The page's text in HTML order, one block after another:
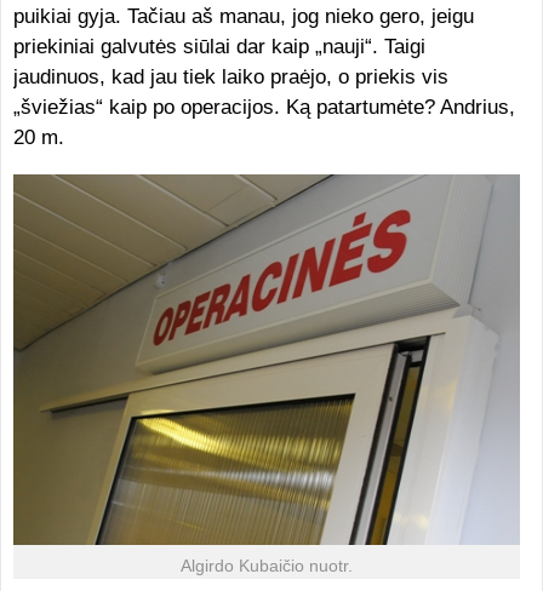
puikiai gyja. Tačiau aš manau, jog nieko gero, jeigu
priekiniai galvutės siūlai dar kaip „nauji“. Taigi
jaudinuos, kad jau tiek laiko praėjo, o priekis vis
„šviežias“ kaip po operacijos. Ką patartumėte? Andrius,
20 m.
Algirdo Kubaičio nuotr.